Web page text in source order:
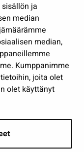
ja
median
median,
Kumppanimme
joita olet
olet käyttänyt